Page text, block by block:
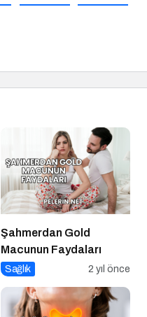
Şahmerdan Gold
Macunun Faydaları
Sağlık 2 yıl önce